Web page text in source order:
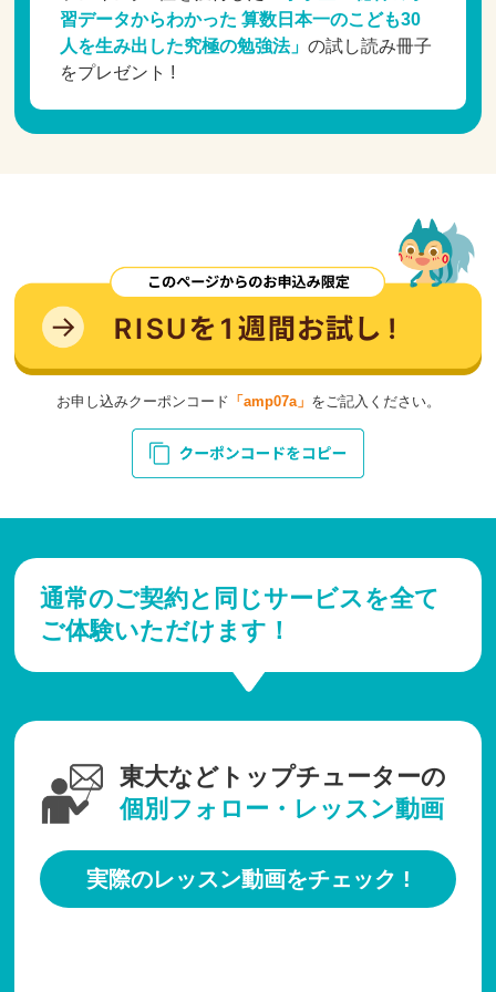
習データからわかった 算数日本一のこども30
人を生み出した究極の勉強法」 の試し読み冊子
をプレゼント !
お申し込みクーポンコード 「amp07a」 をご記入ください。
通常のご契約と同じサービスを全て
ご体験いただけます！
東大などトップチューターの
個別フォロー・レッスン動画
実際のレッスン動画をチェック !